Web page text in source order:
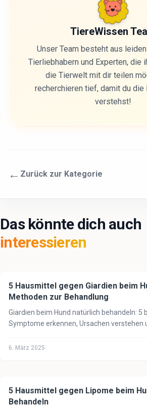
TiereWissen
Unser Team besteht aus
Tierliebhabern und Experten, die
die Tierwelt mit dir teilen
recherchieren tief, damit du die
verstehst!
← Zurück zur Kategorie
Das könnte dich auch
interessieren
🐕 Hund
5 Hausmittel gegen Giardien beim
Methoden zur Behandlung
Giardien beim Hund natürlich behandeln: 5
Symptome erkennen, Ursachen verstehen
6. März 2025
🐕 Hund
5 Hausmittel gegen Lipome beim
Behandeln